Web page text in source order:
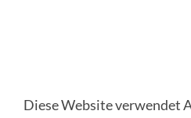
Diese Website verwendet